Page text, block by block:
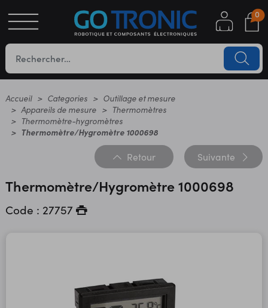
0
Accueil Categories
Outillage et mesure
Appareils de mesure
Thermomètres
Thermomètre-hygromètres
Thermomètre/Hygromètre 1000698
Retour Suivante
Thermomètre/Hygromètre 1000698
Code : 27757